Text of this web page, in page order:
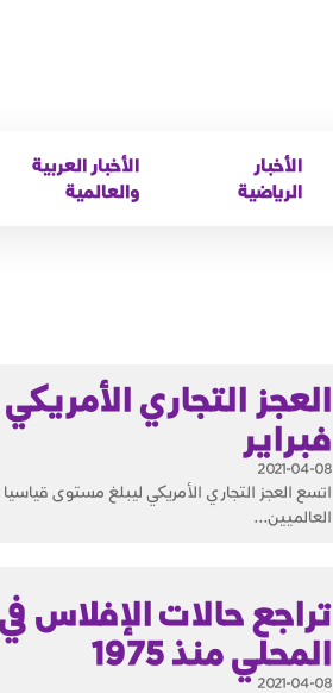
الأخبار
الرياضية
الأخبار العربية
والعالمية
فبراير
2021-04-08
اتسع العجز التجاري الأمريكي ليبلغ مستوى
العالميين...
تراجع حالات الإفلاس
المحلي منذ 1975
2021-04-08